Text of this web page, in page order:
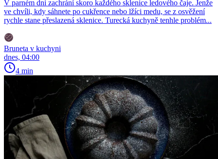
V parném dni zachrání skoro každého sklenice ledového čaje. Jenže
ve chvíli, kdy sáhnete po cukřence nebo lžíci medu, se z osvěžení
rychle stane přeslazená sklenice. Turecká kuchyně tenhle problém...
Bruneta v kuchyni
dnes, 04:00
4 min